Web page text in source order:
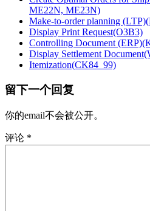
ME22N, ME23N)
Make-to-order planning
Display Print Request(O3B3)
Controlling Document
Display Settlement
Itemization(CK84_99)
留下一个回复
你的email不会被公开。
评论 *